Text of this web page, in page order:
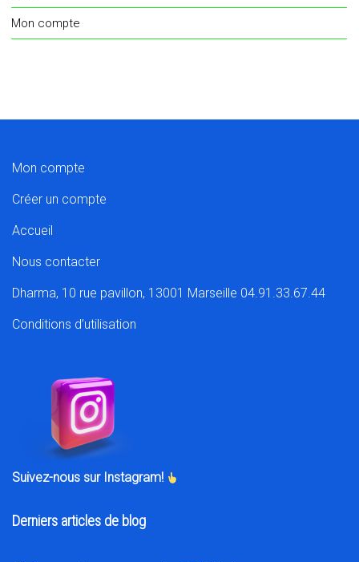
Mon compte
Mon compte
Créer un compte
Accueil
Nous contacter
Dharma, 10 rue pavillon, 13001 Marseille 04.91.33.67.44
Conditions d’utilisation
Suivez-nous sur Instagram!
Derniers articles de blog